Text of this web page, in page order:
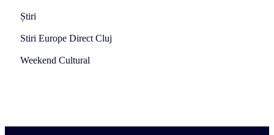
Știri
Stiri Europe Direct Cluj
Weekend Cultural